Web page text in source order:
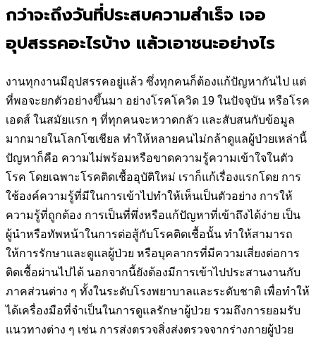
กว่าจะถึงวันที่ประสบความสำเร็จ เจอ
อุปสรรคอะไรบ้าง แล้วเอาชนะอย่างไร
งานทุกงานมีอุปสรรคอยู่แล้ว ซึ่งทุกคนก็ต้องแก้ปัญหากันไป แต่
ที่พอจะยกตัวอย่างขึ้นมา อย่างโรคโควิด 19 ในปัจจุบัน หรือโรค
เอดส์ ในสมัยแรก ๆ ที่ทุกคนจะหวาดกลัว และสับสนกับข้อมูล
มากมายในโลกโซเชียล ทำให้หลายคนไม่กล้าดูแลผู้ป่วยเหล่านี้
ปัญหาก็คือ ความไม่พร้อมหรือขาดความรู้ความเข้าใจในตัว
โรค โดยเฉพาะโรคติดเชื้ออุบัติใหม่ เราก็แก้เรื่องแรกโดย การ
ใช้องค์ความรู้ที่มีในการเข้าไปทำให้เห็นเป็นตัวอย่าง การให้
ความรู้ที่ถูกต้อง การเป็นที่พึ่งหรือแก้ปัญหาที่เข้าถึงได้ง่าย เป็น
ผู้นำหรือทัพหน้าในการต่อสู้กับโรคติดเชื้อนั้น ทำให้สามารถ
ให้การรักษาและดูแลผู้ป่วย หรือบุคลากรที่มีความเสี่ยงต่อการ
ติดเชื้อผ่านไปได้ นอกจากนี้ยังต้องมีการเข้าไปประสานงานกับ
ภาคส่วนต่าง ๆ ทั้งในระดับโรงพยาบาลและระดับชาติ เพื่อทำให้
ได้เครื่องมือที่จำเป็นในการดูแลรักษาผู้ป่วย รวมถึงการยอมรับ
แนวทางต่าง ๆ เช่น การส่งตรวจสิ่งส่งตรวจจากร่างกายผู้ป่วย